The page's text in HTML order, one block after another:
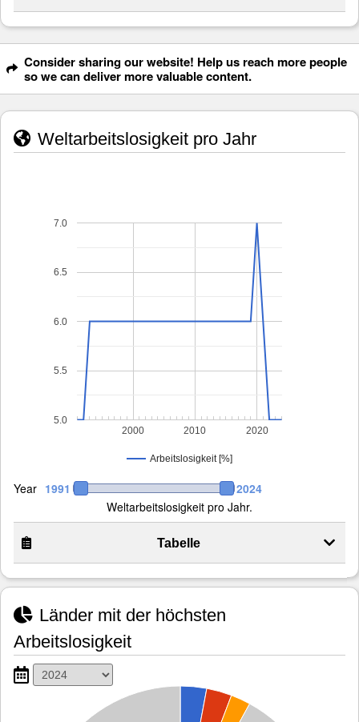
Consider sharing our website! Help us reach more people
so we can deliver more valuable content.
Weltarbeitslosigkeit pro Jahr
Arbeitslosigkeit [%]
2000 2010 2020
5.0
5.5
6.0
6.5
7.0
Year 1991
2024
Weltarbeitslosigkeit pro Jahr.
Tabelle
Länder mit der höchsten
Arbeitslosigkeit